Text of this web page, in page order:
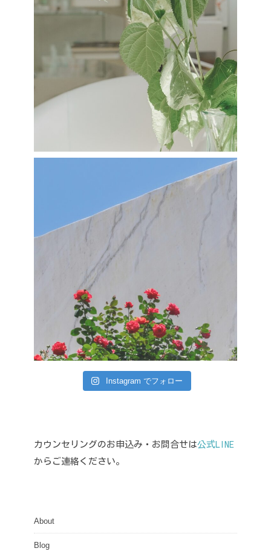
Instagram でフォロー
カウンセリングのお申込み・お問合せは公式LINE
からご連絡ください。
About
Blog